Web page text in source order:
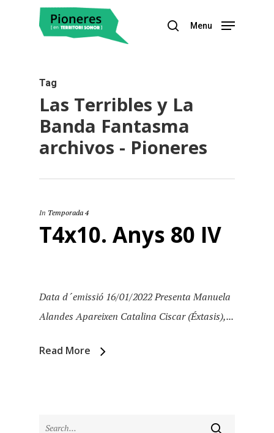
Menu
Tag
Las Terribles y La
Banda Fantasma
archivos - Pioneres
In Temporada 4
T4x10. Anys 80 IV
Data d´emissió 16/01/2022 Presenta Manuela
Alandes Apareixen Catalina Ciscar (Éxtasis),...
Read More